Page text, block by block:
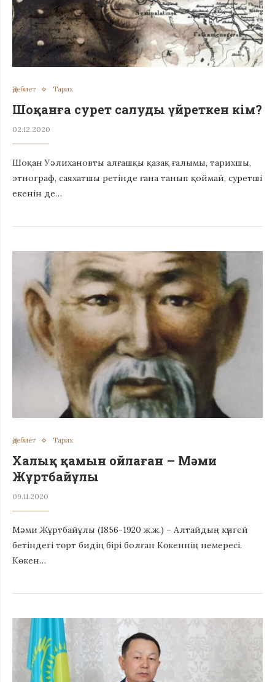
Әдебиет Тарих
Шоқанға сурет салуды үйреткен кім?
02.12.2020
Шоқан Уәлихановты алғашқы қазақ ғалымы, тарихшы,
этнограф, саяхатшы ретінде ғана танып қоймай, суретші
екенін де…
Әдебиет Тарих
Халық қамын ойлаған – Мәми
Жұртбайұлы
09.11.2020
Мәми Жұртбайұлы (1856-1920 ж.ж.) – Алтайдың күнгей
бетіндегі төрт бидің бірі болған Көкеннің немересі.
Көкен…